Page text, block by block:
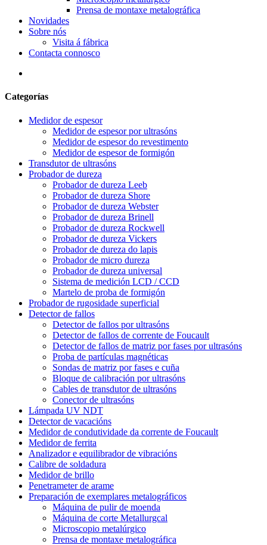
Prensa de montaxe metalográfica
Novidades
Sobre nós
Visita á fábrica
Contacta connosco
Categorías
Medidor de espesor
Medidor de espesor por ultrasóns
Medidor de espesor do revestimento
Medidor de espesor de formigón
Transdutor de ultrasóns
Probador de dureza
Probador de dureza Leeb
Probador de dureza Shore
Probador de dureza Webster
Probador de dureza Brinell
Probador de dureza Rockwell
Probador de dureza Vickers
Probador de dureza do lapis
Probador de micro dureza
Probador de dureza universal
Sistema de medición LCD / CCD
Martelo de proba de formigón
Probador de rugosidade superficial
Detector de fallos
Detector de fallos por ultrasóns
Detector de fallos de corrente de Foucault
Detector de fallos de matriz por fases por ultrasóns
Proba de partículas magnéticas
Sondas de matriz por fases e cuña
Bloque de calibración por ultrasóns
Cables de transdutor de ultrasóns
Conector de ultrasóns
Lámpada UV NDT
Detector de vacacións
Medidor de condutividade da corrente de Foucault
Medidor de ferrita
Analizador e equilibrador de vibracións
Calibre de soldadura
Medidor de brillo
Penetrameter de arame
Preparación de exemplares metalográficos
Máquina de pulir de moenda
Máquina de corte Metallurgcal
Microscopio metalúrgico
Prensa de montaxe metalográfica